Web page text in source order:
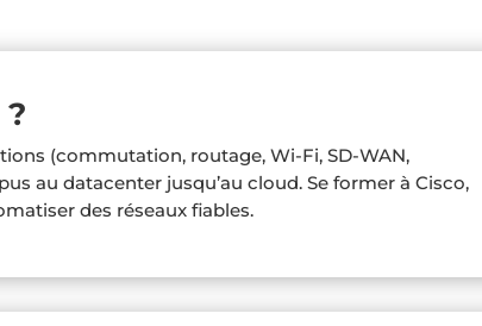
?
(commutation, routage, Wi‑Fi, SD‑WAN,
au datacenter jusqu’au cloud. Se former à Cisco,
des réseaux fiables.